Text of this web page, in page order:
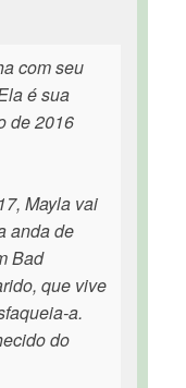
com seu
é sua
de 2016
Mayla vai
anda de
Bad
que vive
a.
do